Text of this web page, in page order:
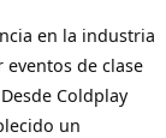
en la industria
de clase
Coldplay
un